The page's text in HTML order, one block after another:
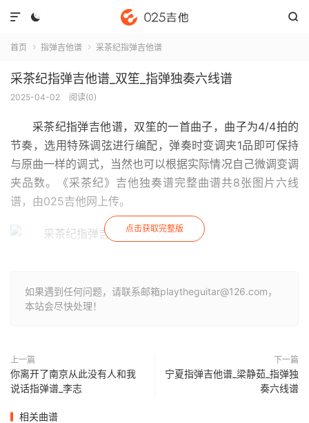
 

首页  指弹吉他谱  采茶纪指弹吉他谱
采茶纪指弹吉他谱_双笙_指弹独奏六线谱
2025-04-02 阅读(0)
采茶纪指弹吉他谱，双笙的一首曲子，曲子为4/4拍的
节奏，选用特殊调弦进行编配，弹奏时变调夹1品即可保持
与原曲一样的调式，当然也可以根据实际情况自己微调变调
夹品数。《采茶纪》吉他独奏谱完整曲谱共8张图片六线
谱，由025吉他网上传。
点击获取完整版
如果遇到任何问题，请联系邮箱playtheguitar@126.com，
本站会尽快处理！
上一篇
你离开了南京从此没有人和我
说话指弹谱_李志
下一篇
宁夏指弹吉他谱_梁静茹_指弹独
奏六线谱
相关曲谱